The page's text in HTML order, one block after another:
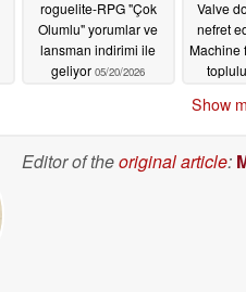
roguelite-RPG "Çok
Olumlu" yorumlar ve
lansman indirimi ile
geliyor 05/20/2026
Valve
nefret
Machine
Show
Editor of theoriginal article: